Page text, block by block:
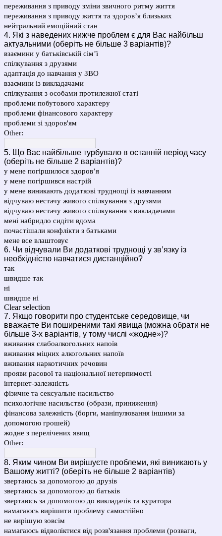
переживання з приводу зміни звичного ритму життя
переживання з приводу життя та здоров’я близьких
нейтральний емоційний стан
4. Які з наведених нижче проблем є для Вас найбільш
актуальними (оберіть не більше 3 варіантів)?
взаємини у батьківській сім’ї
спілкування з друзями
адаптація до навчання у ЗВО
взаємини із викладачами
спілкування з особами протилежної статі
проблеми побутового характеру
проблеми фінансового характеру
проблеми зі здоров'ям
Other:
5. Що Вас найбільше турбувало в останній період часу
(оберіть не більше 2 варіантів)?
у мене погіршилося здоров’я
у мене погіршився настрій
у мене виникають додаткові труднощі із навчанням
відчуваю нестачу живого спілкування з друзями
відчуваю нестачу живого спілкування з викладачами
мені набридло сидіти вдома
почастішали конфлікти з батьками
мене все влаштовує
6. Чи відчували Ви додаткові труднощі у зв’язку із
необхідністю навчатися дистанційно?
так
швидше так
ні
швидше ні
Clear selection
7. Якщо говорити про студентське середовище, чи
вважаєте Ви поширеними такі явища (можна обрати не
більше 3-х варіантів, у тому числі «жодне»)?
вживання слабоалкогольних напоїв
вживання міцних алкогольних напоїв
вживання наркотичних речовин
прояви расової та національної нетерпимості
інтернет-залежність
фізичне та сексуальне насильство
психологічне насильство (образи, приниження)
фінансова залежність (борги, маніпулювання іншими за
допомогою грошей)
жодне з перелічених явищ
Other:
8. Яким чином Ви вирішуєте проблеми, які виникають у
Вашому житті? (оберіть не більше 2 варіантів)
звертаюсь за допомогою до друзів
звертаюсь за допомогою до батьків
звертаюсь за допомогою до викладачів та куратора
намагаюсь вирішити проблему самостійно
не вирішую зовсім
намагаюсь відволіктися від розв'язання проблеми (розваги,